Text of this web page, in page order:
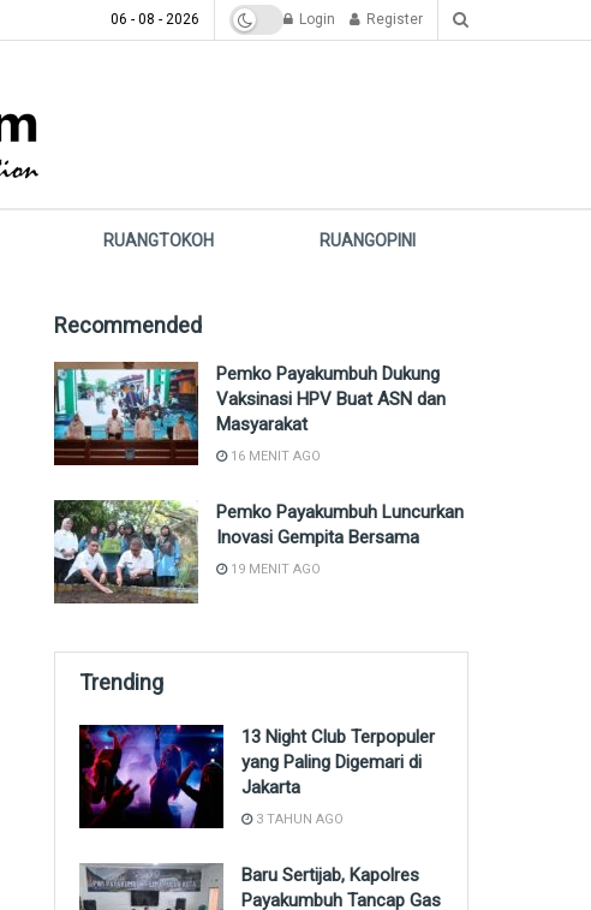
06 - 08 - 2026 Login Register
RUANGTOKOH RUANGOPINI
Recommended
Pemko Payakumbuh Dukung
Vaksinasi HPV Buat ASN dan
Masyarakat
16 MENIT AGO
Pemko Payakumbuh Luncurkan
Inovasi Gempita Bersama
19 MENIT AGO
Trending
13 Night Club Terpopuler
yang Paling Digemari di
Jakarta
3 TAHUN AGO
Baru Sertijab, Kapolres
Payakumbuh Tancap Gas